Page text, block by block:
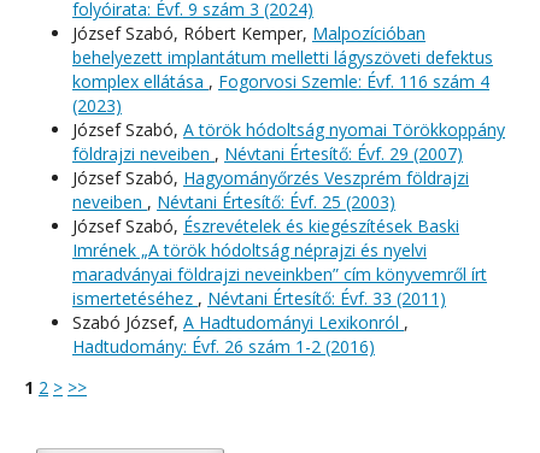
folyóirata: Évf. 9 szám 3 (2024)
József Szabó, Róbert Kemper, Malpozícióban
behelyezett implantátum melletti lágyszöveti defektus
komplex ellátása , Fogorvosi Szemle: Évf. 116 szám 4
(2023)
József Szabó, A török hódoltság nyomai Törökkoppány
földrajzi neveiben , Névtani Értesítő: Évf. 29 (2007)
József Szabó, Hagyományőrzés Veszprém földrajzi
neveiben , Névtani Értesítő: Évf. 25 (2003)
József Szabó, Észrevételek és kiegészítések Baski
Imrének „A török hódoltság néprajzi és nyelvi
maradványai földrajzi neveinkben” cím könyvemről írt
ismertetéséhez , Névtani Értesítő: Évf. 33 (2011)
Szabó József, A Hadtudományi Lexikonról ,
Hadtudomány: Évf. 26 szám 1-2 (2016)
1 2 > >>